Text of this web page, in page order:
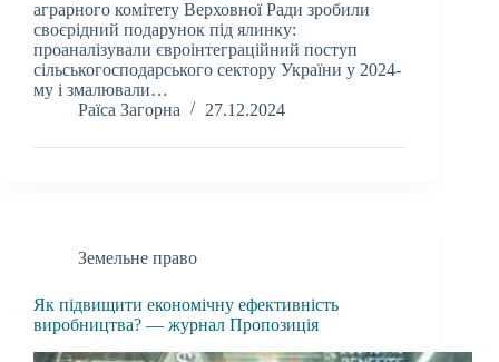
аграрного комітету Верховної Ради зробили
своєрідний подарунок під ялинку:
проаналізували євроінтеграційний поступ
сільськогосподарського сектору України у 2024-
му і змалювали…
Раїса Загорна
27.12.2024
Земельне право
Як підвищити економічну ефективність
виробництва? — журнал Пропозиція